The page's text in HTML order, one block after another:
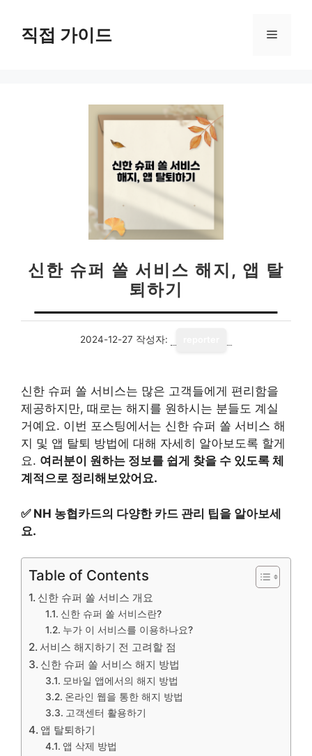
직접 가이드 메
신한 슈퍼 쏠 서비스 해지, 앱 탈
퇴하기
2024-12-27 작성자:
신한 슈퍼 쏠 서비스는 많은 고객들에게 편리함을
제공하지만, 때로는 해지를 원하시는 분들도 계실
거예요. 이번 포스팅에서는 신한 슈퍼 쏠 서비스 해
지 및 앱 탈퇴 방법에 대해 자세히 알아보도록 할게
요. 여러분이 원하는 정보를 쉽게 찾을 수 있도록 체
계적으로 정리해보았어요.
✅ NH 농협카드의 다양한 카드 관리 팁을 알아보세
요.
Table of Contents
신한 슈퍼 쏠 서비스 개요
신한 슈퍼 쏠 서비스란?
누가 이 서비스를 이용하나요?
서비스 해지하기 전 고려할 점
신한 슈퍼 쏠 서비스 해지 방법
모바일 앱에서의 해지 방법
온라인 웹을 통한 해지 방법
고객센터 활용하기
앱 탈퇴하기
앱 삭제 방법